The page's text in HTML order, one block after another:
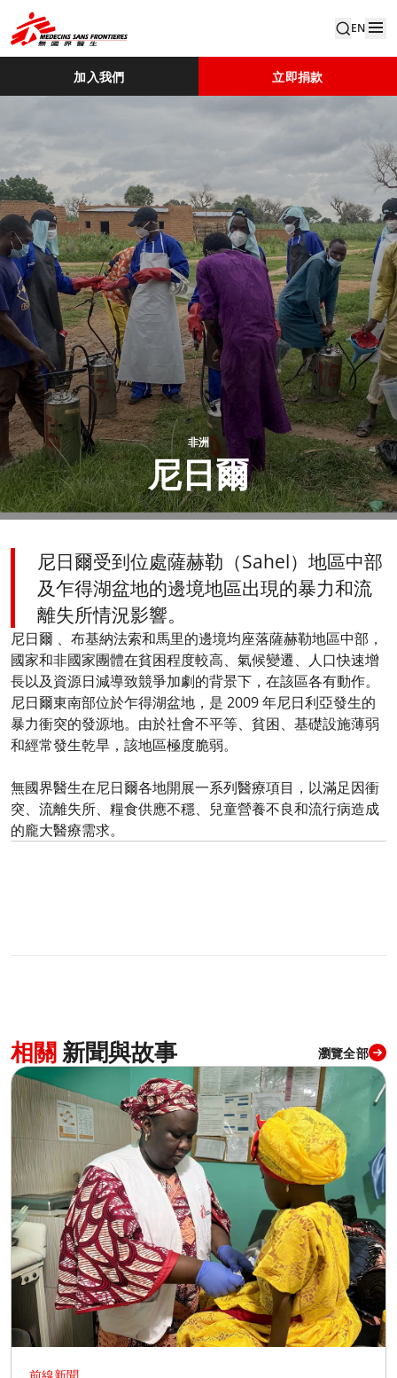
EN
加入我們 立即捐款
非洲​
尼日爾
尼日爾受到位處薩赫勒（Sahel）地區中部
及乍得湖盆地的邊境地區出現的暴力和流
離失所情況影響。
尼日爾 、布基納法索和馬里的邊境均座落薩赫勒地區中部，
國家和非國家團體在貧困程度較高、氣候變遷、人口快速增
長以及資源日減導致競爭加劇的背景下，在該區各有動作。
尼日爾東南部位於乍得湖盆地，是 2009 年尼日利亞發生的
暴力衝突的發源地。由於社會不平等、貧困、基礎設施薄弱
和經常發生乾旱，該地區極度脆弱。
無國界醫生在尼日爾各地開展一系列醫療項目，以滿足因衝
突、流離失所、糧食供應不穩、兒童營養不良和流行病造成
的龐大醫療需求。
相關 新聞與故事 瀏覽全部